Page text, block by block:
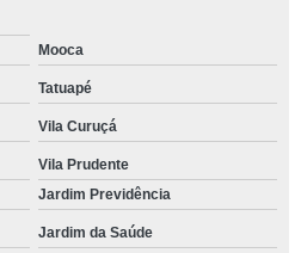
Mooca
Tatuapé
Vila Curuçá
Vila Prudente
Jardim Previdência
Jardim da Saúde